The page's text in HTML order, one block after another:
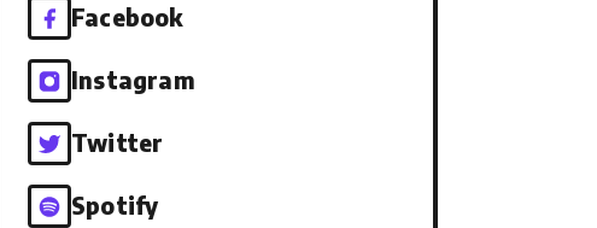
Facebook
Instagram
Twitter
Spotify